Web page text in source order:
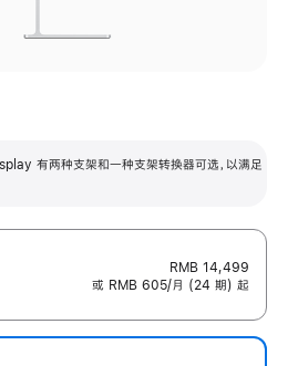
有两种支架和一种支架转换器可选，以满足
RMB 14,499
或 RMB 605/月 (24 期) 起